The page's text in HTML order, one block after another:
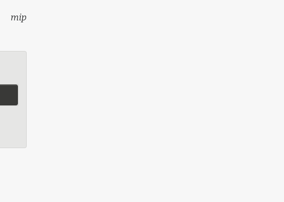
mip